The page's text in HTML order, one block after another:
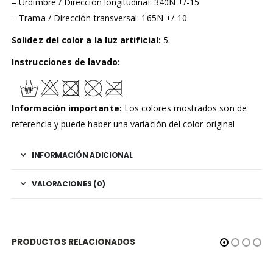
– Trama / Dirección transversal: 165N +/-10
Solidez del color a la luz artificial: 5
Instrucciones de lavado:
Información importante: Los colores mostrados son de
referencia y puede haber una variación del color original
INFORMACIÓN ADICIONAL
VALORACIONES (0)
PRODUCTOS RELACIONADOS